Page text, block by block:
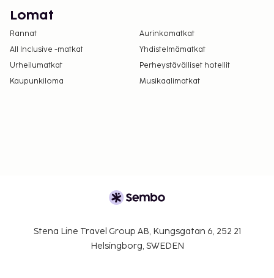
Lomat
Rannat
Aurinkomatkat
All Inclusive -matkat
Yhdistelmämatkat
Urheilumatkat
Perheystävälliset hotellit
Kaupunkiloma
Musikaalimatkat
Stena Line Travel Group AB, Kungsgatan 6, 252 21
Helsingborg, SWEDEN